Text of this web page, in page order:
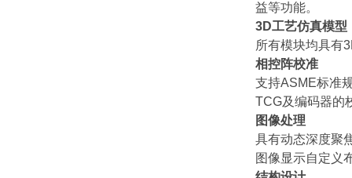
益等功能。
3D工艺仿真模型
所有模块均具有
相控阵校准
支持ASME标准
TCG及编码器的
图像处理
具有动态深度聚
图像显示自定义